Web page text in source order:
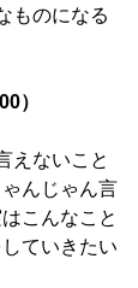
ものになる
）
えないこと
んじゃん言
こんなこと
ていきたい